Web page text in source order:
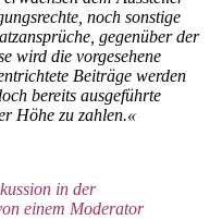
noch sonstige
gegenüber der
wird die vorgesehene
Beiträge werden
bereits ausgeführte
Höhe zu zahlen.«
in der
einem Moderator